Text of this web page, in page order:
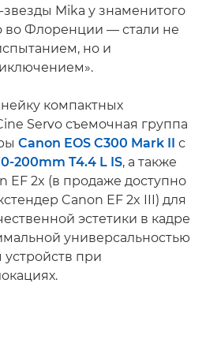
Mika у знаменитого
во Флоренции — стали не
но и
компактных
Servo съемочная группа
Canon EOS C300 Mark II с
200mm T4.4 L IS, а также
EF 2x (в продаже доступно
Canon EF 2x III) для
эстетики в кадре
универсальностью
при